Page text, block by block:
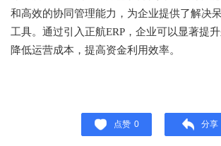
和高效的协同管理能力，为企业提供了解决
工具。通过引入正航ERP，企业可以显著提
降低运营成本，提高资金利用效率。
点赞 0 分享